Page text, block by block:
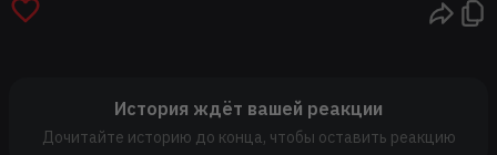
История ждёт вашей реакции
Дочитайте историю до конца, чтобы оставить реакцию